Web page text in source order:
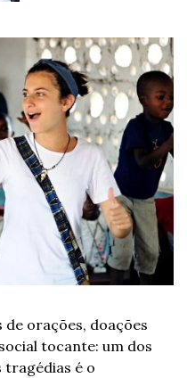
de orações, doações
tocante: um dos
é o